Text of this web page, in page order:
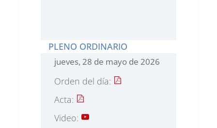
PLENO ORDINARIO
jueves, 28 de mayo de 2026
Orden del día:
Acta:
Video: